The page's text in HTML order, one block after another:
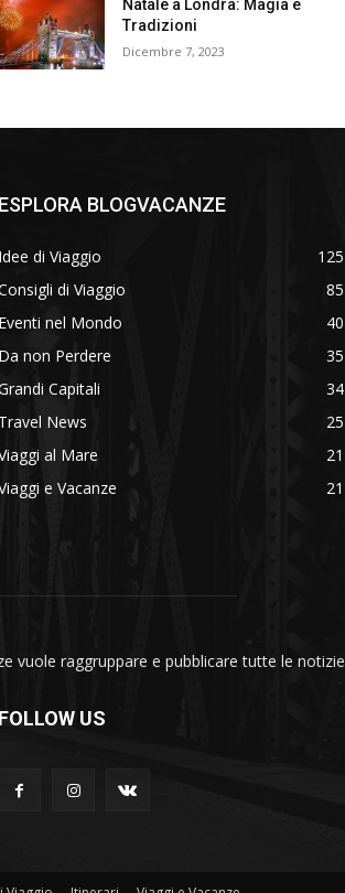
Natale a Londra: Magia e
Tradizioni
Dicembre 7, 2023
ESPLORA BLOGVACANZE
Idee di Viaggio
125
di Viaggio
85
Eventi nel Mondo
40
Da non Perdere
35
Capitali
34
Travel News
25
al Mare
21
e Vacanze
21
vuole raggruppare e pubblicare tutte le notizie
FOLLOW US